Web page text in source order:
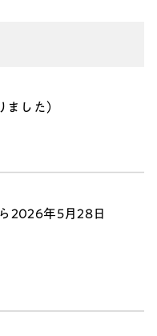
した）
2026年5月28日